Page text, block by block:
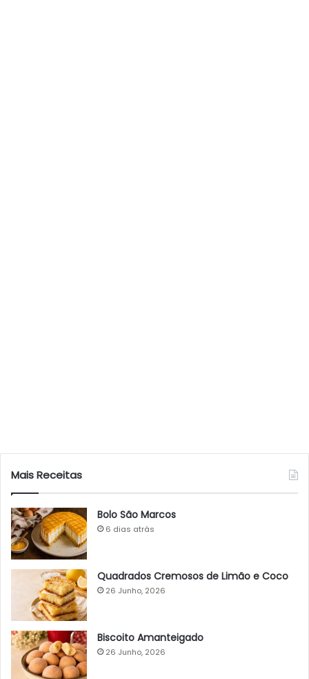
Mais Receitas
Bolo São Marcos
6 dias atrás
Quadrados Cremosos de Limão e Coco
26 Junho, 2026
Biscoito Amanteigado
26 Junho, 2026